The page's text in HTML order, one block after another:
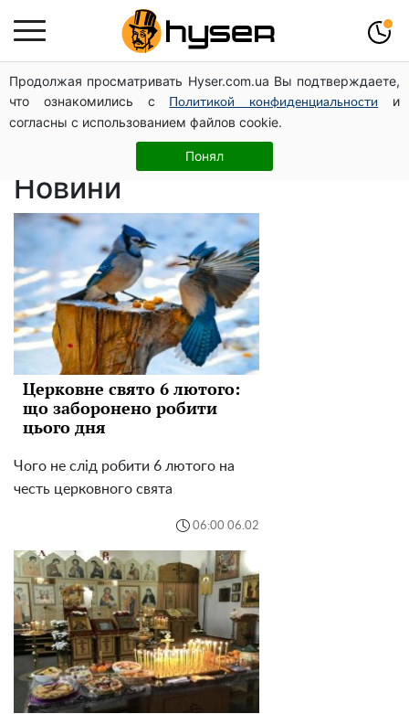
Продолжая просматривать Hyser.com.ua Вы подтверждаете,
что ознакомились с
Политикой конфиденциальности
и
согласны с использованием файлов cookie.
Понял
православный
праздник
Новини
Церковне свято 6 лютого:
що заборонено робити
цього дня
Чого не слід робити 6 лютого на
честь церковного свята
06:00 06.02